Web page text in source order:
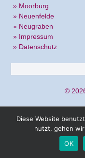
» Moorburg
» Neuenfelde
» Neugraben
» Impressum
» Datenschutz
©
Diese Website
nutzt, gehen
OK